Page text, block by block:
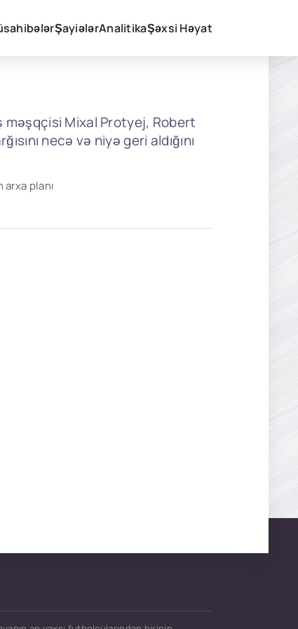
ŞayiələrAnalitikaŞəxsi Həyat
məşqçisi Mixal Protyej, Robert
necə və niyə geri aldığını
arxa planı